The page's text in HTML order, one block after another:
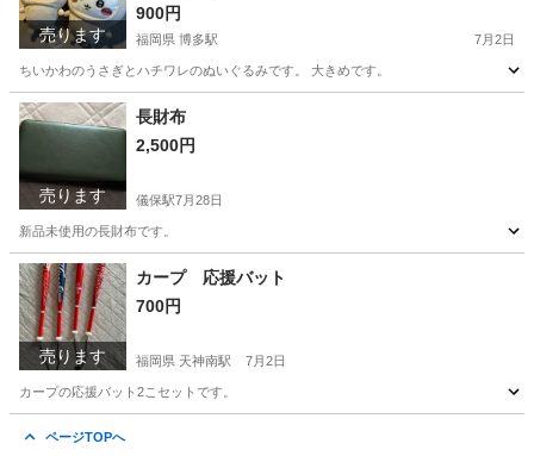
売ります
900円
福岡県 博多駅 7月2日
ちいかわのうさぎとハチワレのぬいぐるみです。 大きめです。
福岡 福岡市 博多駅
売ります
長財布
2,500円
儀保駅7月28日
新品未使用の長財布です。
沖縄 那覇市 儀保駅 小物
売ります
カープ 応援バット
700円
福岡県 天神南駅 7月2日
カープの応援バット2こセットです。
ページTOPへ